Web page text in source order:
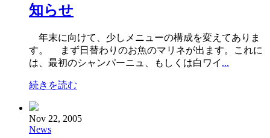
知らせ
年末に向けて、少しメニューの構成を変えてありま
す。 まず日替わりのお魚のマリネが出ます。これに
は、最初のシャンパーニュ、もしくは白ワイ ...
続きを読む
Nov 22, 2005
News